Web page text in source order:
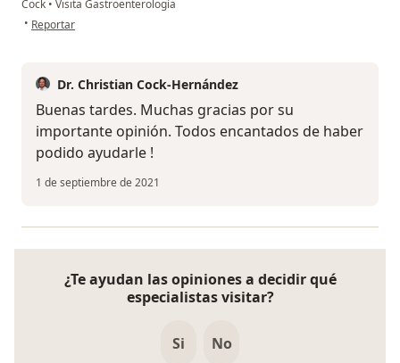
Cock • Visita Gastroenterología
• en opinión del usuario Gloria
Reportar
Dr. Christian Cock-Hernández
Buenas tardes. Muchas gracias por su
importante opinión. Todos encantados de haber
podido ayudarle !
1 de septiembre de 2021
¿Te ayudan las opiniones a decidir qué
especialistas visitar?
Si No